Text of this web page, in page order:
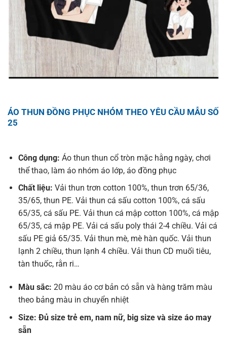
ÁO THUN ĐỒNG PHỤC NHÓM THEO YÊU CẦU MẪU SỐ
25
Công dụng: Áo thun thun cổ tròn mặc hằng ngày, chơi
thể thao, làm áo nhóm áo lớp, áo đồng phục
Chất liệu: Vải thun trơn cotton 100%, thun trơn 65/36,
35/65, thun PE. Vải thun cá sấu cotton 100%, cá sấu
65/35, cá sấu PE. Vải thun cá mập cotton 100%, cá mập
65/35, cá mập PE. Vải cá sấu poly thái 2-4 chiều. Vải cá
sấu PE giả 65/35. Vải thun mè, mè hàn quốc. Vải thun
lạnh 2 chiều, thun lạnh 4 chiều. Vải thun CD muối tiêu,
tàn thuốc, rằn ri…
Màu sắc: 20 màu áo cơ bản có sẵn và hàng trăm màu
theo bảng màu in chuyển nhiệt
Size: Đủ size trẻ em, nam nữ, big size và size áo may
sẵn